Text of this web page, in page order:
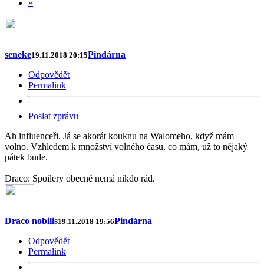
»
seneke19.11.2018 20:15Pindárna
Odpovědět
Permalink
Poslat zprávu
Ah influenceři. Já se akorát kouknu na Walomeho, když mám
volno. Vzhledem k množství volného času, co mám, už to nějaký
pátek bude.
Draco: Spoilery obecně nemá nikdo rád.
Draco nobilis19.11.2018 19:56Pindárna
Odpovědět
Permalink